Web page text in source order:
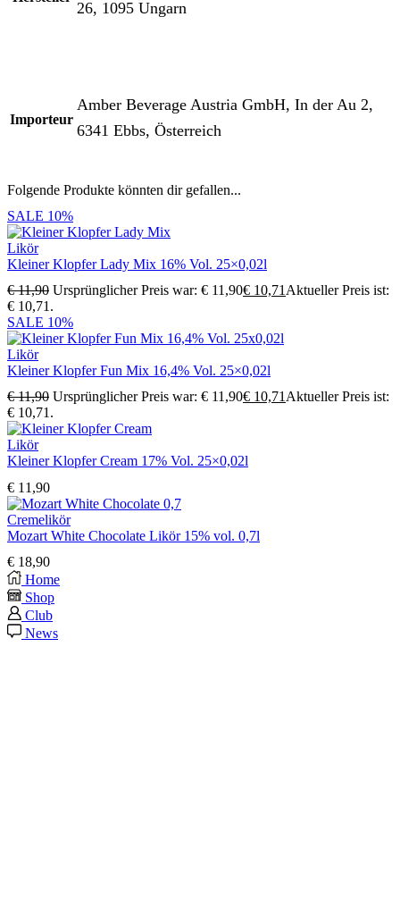
26, 1095 Ungarn
Importeur
Amber Beverage Austria GmbH, In der Au 2,
6341 Ebbs, Österreich
Folgende Produkte könnten dir gefallen...
SALE 10%
Likör
Kleiner Klopfer Lady Mix 16% Vol. 25×0,02l
€11,90 Ursprünglicher Preis war: € 11,90€ 10,71 Aktueller Preis ist:
€ 10,71.
SALE 10%
Likör
Kleiner Klopfer Fun Mix 16,4% Vol. 25×0,02l
€11,90 Ursprünglicher Preis war: € 11,90€ 10,71 Aktueller Preis ist:
€ 10,71.
Likör
Kleiner Klopfer Cream 17% Vol. 25×0,02l
€ 11,90
Cremelikör
Mozart White Chocolate Likör 15% vol. 0,7l
€ 18,90
Home
Shop
Club
News